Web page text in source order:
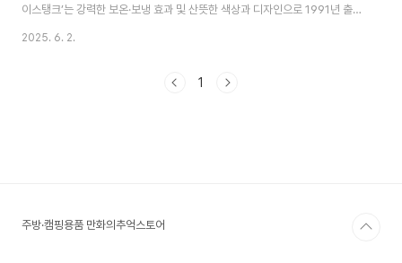
이스탱크’는 강력한 보온·보냉 효과 및 산뜻한 색상과 디자인으로 1991년 출시
이후 ‘국민 아이스박스’라 불리며 꾸준히 사랑받아 왔다.이번 제품은 총 9가지
2025. 6. 2.
1
주방·캠핑용품 만화의추억스토어